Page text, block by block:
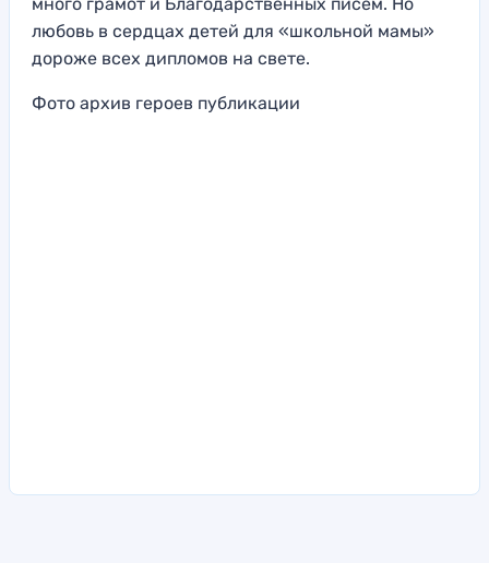
любовь в сердцах детей для «школьной мамы»
дороже всех дипломов на свете.
Фото архив героев публикации